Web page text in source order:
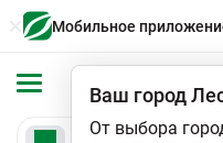
Мобильное
Ваш город
От выбора